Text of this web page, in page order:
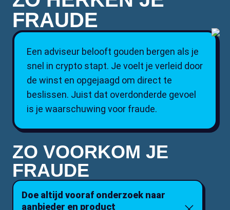
FRAUDE
Een adviseur belooft gouden bergen als je
snel in crypto stapt. Je voelt je verleid door
de winst en opgejaagd om direct te
beslissen. Juist dat overdonderde gevoel
is je waarschuwing voor fraude.
ZO VOORKOM JE
FRAUDE
Doe altijd vooraf onderzoek naar
aanbieder en product